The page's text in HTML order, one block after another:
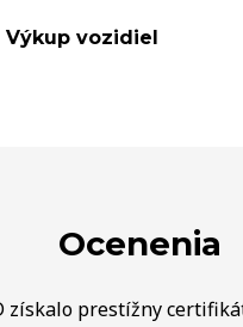
Výkup vozidiel
Ocenenia
získalo prestížny